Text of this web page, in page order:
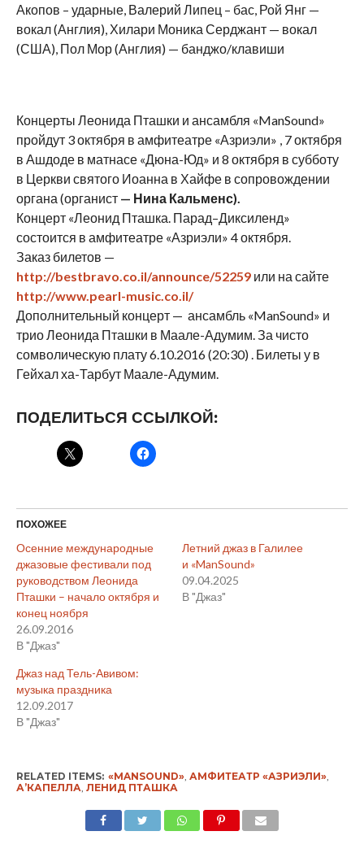
Акопов – ударные, Валерий Липец – бас, Рой Янг —
вокал (Англия), Хилари Моника Серджант — вокал
(США), Пол Мор (Англия) — банджо/клавиши
Концерты Леонида Пташки и ансамбля «ManSound»
пройдут 3 октября в амфитеатре «Азриэли» , 7 октября
в Ашдоде в матнасе «Дюна-Юд» и 8 октября в субботу
в Церкви святого Иоанна в Хайфе в сопровождении
органа (органист — Нина Кальменс).
Концерт «Леонид Пташка. Парад–Диксиленд»
состоится в амфитеатре «Азриэли» 4 октября.
Заказ билетов —
http://bestbravo.co.il/announce/52259или на сайте
http://www.pearl-music.co.il/
Дополнительный концерт — ансамбль «ManSound» и
трио Леонида Пташки в Маале-Адумим. За чисто
сомволическую плату 6.10.2016 (20:30) . Билеты у в
Гейхал ха-Тарбут Маале-Адумим.
ПОДЕЛИТЬСЯ ССЫЛКОЙ:
ПОХОЖЕЕ
Осенние международные
джазовые фестивали под
руководством Леонида
Пташки – начало октября и
конец ноября
26.09.2016
В "Джаз"
Летний джаз в Галилее
и «ManSound»
09.04.2025
В "Джаз"
Джаз над Тель-Авивом:
музыка праздника
12.09.2017
В "Джаз"
RELATED ITEMS: «MANSOUND», АМФИТЕАТР «АЗРИЭЛИ»,
А’КАПЕЛЛА ЛЕНИД ПТАШКА